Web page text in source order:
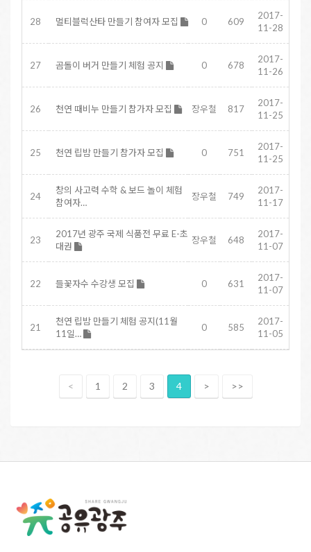
28 멀티블럭산타 만들기 참여자 모집 0 609
2017-
11-28
27 곰돌이 버거 만들기 체험 공지 0 678
2017-
11-26
26 천연 때비누 만들기 참가자 모집 장우철 817
2017-
11-25
25 천연 립밤 만들기 참가자 모집 0 751
2017-
11-25
24
창의 사고력 수학 & 보드 놀이 체험
참여자…
장우철 749
2017-
11-17
23
2017년 광주 국제 식품전 무료 E-초
대권
장우철 648
2017-
11-07
22 들꽃자수 수강생 모집 0 631
2017-
11-07
21
천연 립밤 만들기 체험 공지(11월
11일…
0 585
2017-
11-05
< 1 2 3 4 > >>